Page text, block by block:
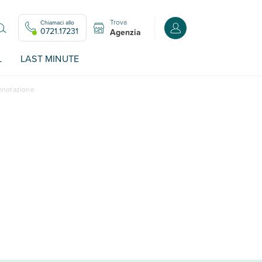
Chiamaci allo
0721.17231
Trova
Agenzia Accedi o registrati
LAST MINUTE